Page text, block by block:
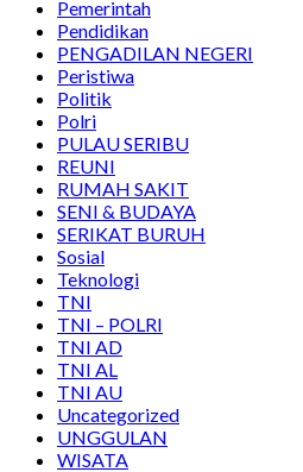
Pemerintah
Pendidikan
PENGADILAN NEGERI
Peristiwa
Politik
Polri
PULAU SERIBU
REUNI
RUMAH SAKIT
SENI & BUDAYA
SERIKAT BURUH
Sosial
Teknologi
TNI
TNI – POLRI
TNI AD
TNI AL
TNI AU
Uncategorized
UNGGULAN
WISATA